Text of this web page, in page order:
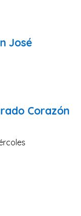
José
Corazón